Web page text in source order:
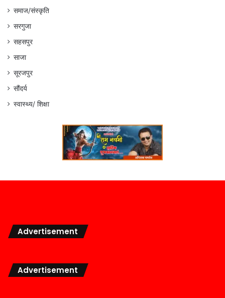
समाज/संस्कृति
सरगुजा
सहसपुर
साजा
सूरजपुर
सौंदर्य
स्वास्थ्य/ शिक्षा
Advertisement
Advertisement